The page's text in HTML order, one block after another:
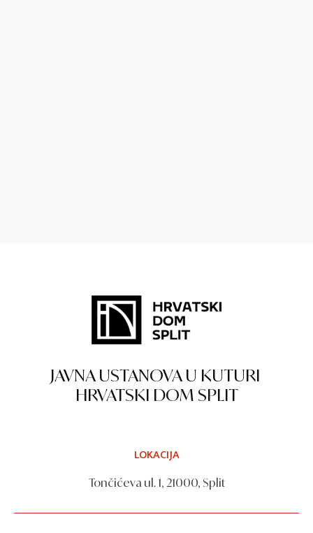
JAVNA USTANOVA U KUTURI
HRVATSKI DOM SPLIT
LOKACIJA
Tončićeva ul. 1, 21000, Split